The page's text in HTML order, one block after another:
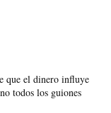
que el dinero influye
todos los guiones